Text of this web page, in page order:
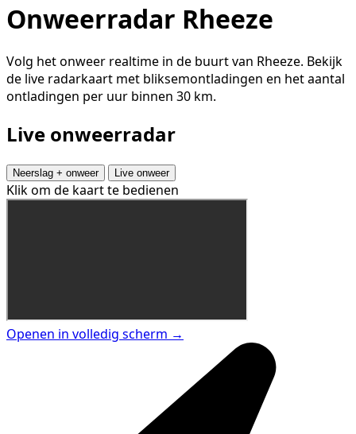
Onweerradar Rheeze
Volg het onweer realtime in de buurt van Rheeze. Bekijk
de live radarkaart met bliksemontladingen en het aantal
ontladingen per uur binnen 30 km.
Live onweerradar
Neerslag + onweer Live onweer
Klik om de kaart te bedienen
Openen in volledig scherm →